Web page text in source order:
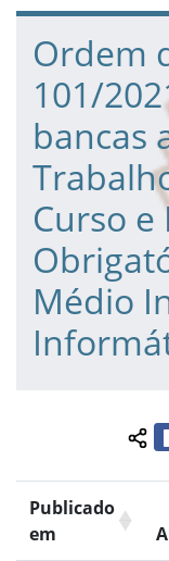
Fim da navegação
Início do conteúdo
Ordem
101/
bancas
Curso
Médio
Publicado
em